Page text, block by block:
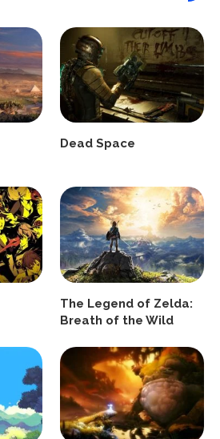
Dead Space
The Legend of Zelda:
Breath of the Wild